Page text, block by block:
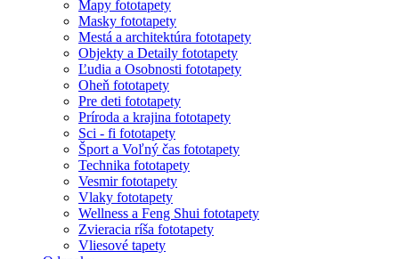
Mapy fototapety
Masky fototapety
Mestá a architektúra fototapety
Objekty a Detaily fototapety
Ľudia a Osobnosti fototapety
Oheň fototapety
Pre deti fototapety
Príroda a krajina fototapety
Sci - fi fototapety
Šport a Voľný čas fototapety
Technika fototapety
Vesmir fototapety
Vlaky fototapety
Wellness a Feng Shui fototapety
Zvieracia ríša fototapety
Vliesové tapety